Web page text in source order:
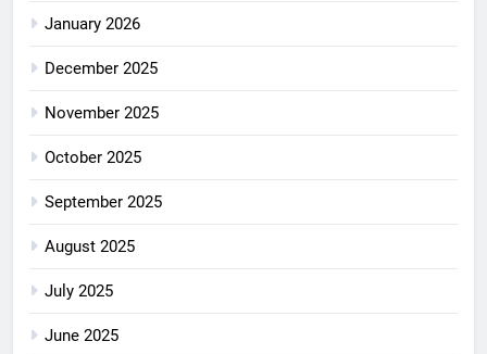
January 2026
December 2025
November 2025
October 2025
September 2025
August 2025
July 2025
June 2025